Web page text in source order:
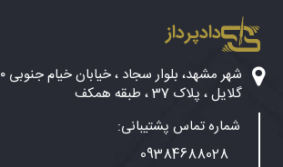
دادپرداز
گلایل ، پلاک 37 ، طبقه همکف
شماره تماس پشتیبانی:
09384688028